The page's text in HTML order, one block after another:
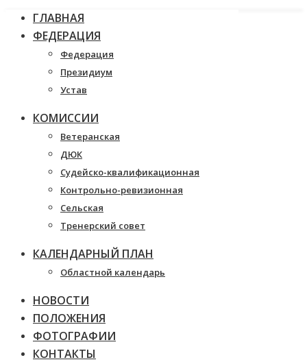
ГЛАВНАЯ
ФЕДЕРАЦИЯ
Федерация
Президиум
Устав
КОМИССИИ
Ветеранская
ДЮК
Судейско-квалификационная
Контрольно-ревизионная
Сельская
Тренерский совет
КАЛЕНДАРНЫЙ ПЛАН
Областной календарь
НОВОСТИ
ПОЛОЖЕНИЯ
ФОТОГРАФИИ
КОНТАКТЫ